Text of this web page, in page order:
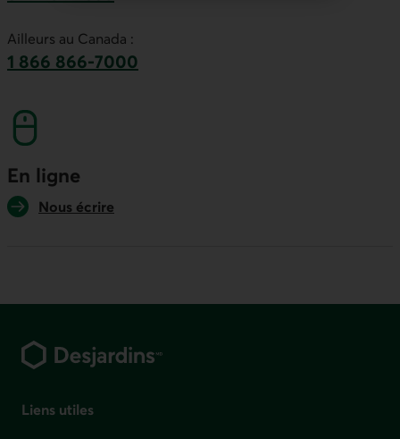
Ailleurs au Canada :
1 866 866-7000
En ligne
Nous écrire
Liens utiles